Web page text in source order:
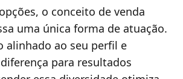
o conceito de venda
uma única forma de atuação.
alinhado ao seu perfil e
para resultados